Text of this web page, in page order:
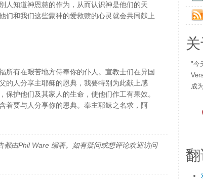
人知道神恩慈的作为，从而认识神是他们的天
们和我们这些蒙神的爱救赎的心灵就会共同献上
所有在艰苦地方侍奉你的仆人。宣教士们在异国
的人分享主耶稣的恩典，我要特别为此献上感
保护他们及其家人的生命，使他们作工有果效。
着要与人分享你的恩典。奉主耶稣之名求，阿
都由Phil Ware 编著。如有疑问或想评论欢迎访问
"今
成为